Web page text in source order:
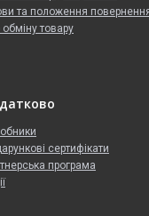
та положення
обміну товару
сертифікати
програма